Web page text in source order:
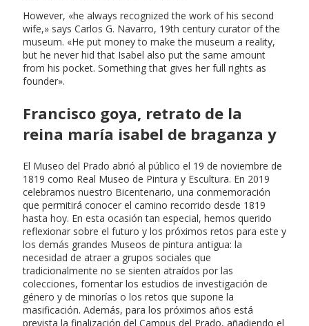
However, «he always recognized the work of his second
wife,» says Carlos G. Navarro, 19th century curator of the
museum. «He put money to make the museum a reality,
but he never hid that Isabel also put the same amount
from his pocket. Something that gives her full rights as
founder».
Francisco goya, retrato de la
reina maría isabel de braganza y
El Museo del Prado abrió al público el 19 de noviembre de
1819 como Real Museo de Pintura y Escultura. En 2019
celebramos nuestro Bicentenario, una conmemoración
que permitirá conocer el camino recorrido desde 1819
hasta hoy. En esta ocasión tan especial, hemos querido
reflexionar sobre el futuro y los próximos retos para este y
los demás grandes Museos de pintura antigua: la
necesidad de atraer a grupos sociales que
tradicionalmente no se sienten atraídos por las
colecciones, fomentar los estudios de investigación de
género y de minorías o los retos que supone la
masificación. Además, para los próximos años está
prevista la finalización del Campus del Prado, añadiendo el